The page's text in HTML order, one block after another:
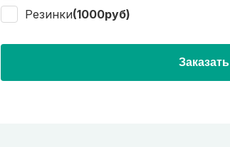
Резинки(1000руб)
Заказать